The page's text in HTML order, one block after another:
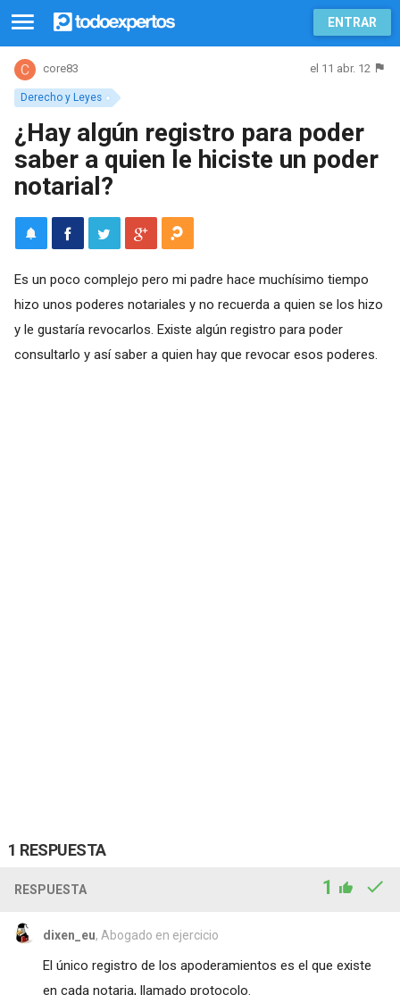
ENTRAR
Derecho y Leyes
core83 el 11 abr. 12
¿Hay algún registro para poder
saber a quien le hiciste un poder
notarial?
Es un poco complejo pero mi padre hace muchísimo tiempo
hizo unos poderes notariales y no recuerda a quien se los hizo
y le gustaría revocarlos. Existe algún registro para poder
consultarlo y así saber a quien hay que revocar esos poderes.
1 RESPUESTA
RESPUESTA 1
dixen_eu, Abogado en ejercicio
El único registro de los apoderamientos es el que existe
en cada notaria, llamado protocolo.